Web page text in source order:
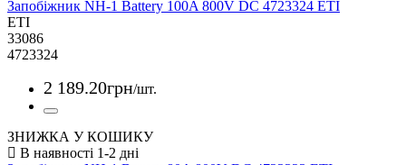
Запобіжник NH-1 Battery 100A 800V DC 4723324 ETI
ETI
33086
4723324
2 189.20грн/шт.
ЗНИЖКА У КОШИКУ